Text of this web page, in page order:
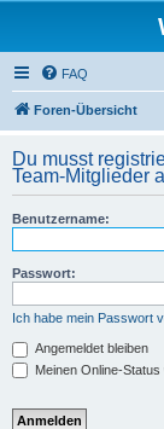
FAQ
Foren-Übersicht
Du musst
Team-Mitglieder
Benutzername:
Passwort:
Ich habe mein Passwort
Angemeldet bleiben
Meinen Online-